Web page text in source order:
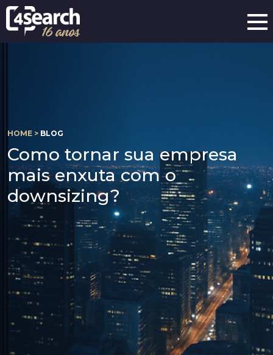
HOME > BLOG
Como tornar sua empresa
mais enxuta com o
downsizing?